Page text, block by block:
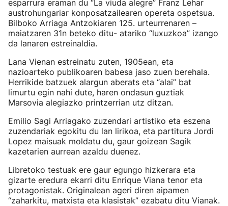
esparrura eraman du “La viuda alegre” Franz Lehar
austrohungariar konposatzailearen opereta ospetsua.
Bilboko Arriaga Antzokiaren 125. urteurrenaren –
maiatzaren 31n beteko ditu- atariko “luxuzkoa” izango
da lanaren estreinaldia.
Lana Vienan estreinatu zuten, 1905ean, eta
nazioarteko publikoaren babesa jaso zuen berehala.
Herrikide batzuek alargun aberats eta “alai” bat
limurtu egin nahi dute, haren ondasun guztiak
Marsovia alegiazko printzerrian utz ditzan.
Emilio Sagi Arriagako zuzendari artistiko eta eszena
zuzendariak egokitu du lan lirikoa, eta partitura Jordi
Lopez maisuak moldatu du, gaur goizean Sagik
kazetarien aurrean azaldu duenez.
Libretoko testuak ere gaur egungo hizkerara eta
gizarte eredura ekarri ditu Enrique Viana tenor eta
protagonistak. Originalean ageri diren aipamen
“zaharkitu, matxista eta klasistak” ezabatu ditu Vianak.